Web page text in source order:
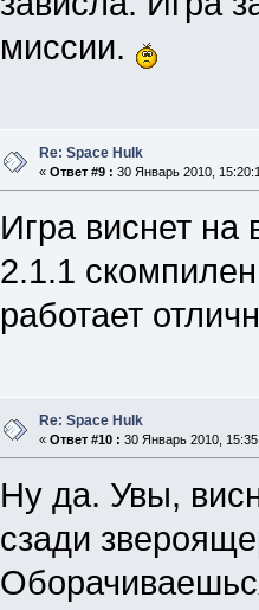
миссии.
Re: Space Hulk
« Ответ #9 : 30 Январь 2010,
Игра виснет на
2.1.1
работает
Re: Space Hulk
« Ответ #10 : 30 Январь 2010,
Ну да. Увы,
сзади